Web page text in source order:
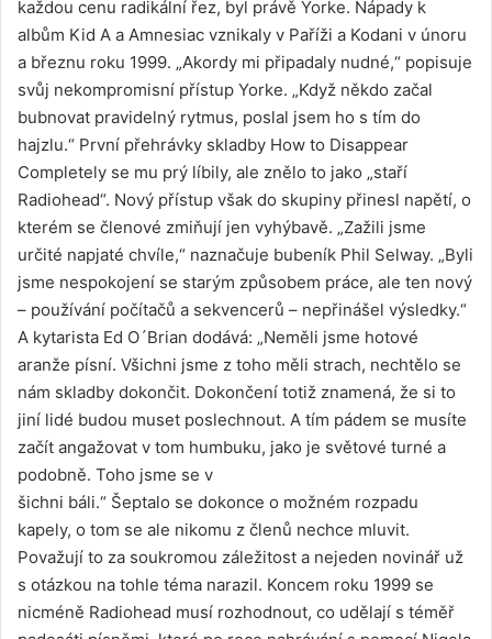
každou cenu radikální řez, byl právě Yorke. Nápady k
albům Kid A a Amnesiac vznikaly v Paříži a Kodani v únoru
a březnu roku 1999. „Akordy mi připadaly nudné,“ popisuje
svůj nekompromisní přístup Yorke. „Když někdo začal
bubnovat pravidelný rytmus, poslal jsem ho s tím do
hajzlu.“ První přehrávky skladby How to Disappear
Completely se mu prý líbily, ale znělo to jako „staří
Radiohead“. Nový přístup však do skupiny přinesl napětí, o
kterém se členové zmiňují jen vyhýbavě. „Zažili jsme
určité napjaté chvíle,“ naznačuje bubeník Phil Selway. „Byli
jsme nespokojení se starým způsobem práce, ale ten nový
– používání počítačů a sekvencerů – nepřinášel výsledky.“
A kytarista Ed O´Brian dodává: „Neměli jsme hotové
aranže písní. Všichni jsme z toho měli strach, nechtělo se
nám skladby dokončit. Dokončení totiž znamená, že si to
jiní lidé budou muset poslechnout. A tím pádem se musíte
začít angažovat v tom humbuku, jako je světové turné a
podobně. Toho jsme se v
šichni báli.“ Šeptalo se dokonce o možném rozpadu
kapely, o tom se ale nikomu z členů nechce mluvit.
Považují to za soukromou záležitost a nejeden novinář už
s otázkou na tohle téma narazil. Koncem roku 1999 se
nicméně Radiohead musí rozhodnout, co udělají s téměř